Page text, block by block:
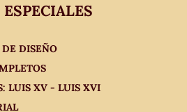
DISEÑO
LUIS XV - LUIS XVI